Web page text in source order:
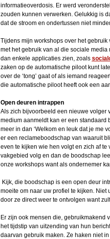
informatieoverdosis. Er werd
zouden kunnen verwerken. Gelukkig is
dat de stroom en ondertussen niet
Tijdens mijn workshops over het gebruik
met het gebruik van al die sociale media
dan enkele applicaties zien, zoals
zaken op de automatische piloot kunt
over de ‘tong’ gaat of als iemand
die automatische piloot heeft ook een
Open deuren intrappen
Als zich bijvoorbeeld een nieuwe volger
medium aanmeldt kan er een standaard
meer in dan ‘Welkom en leuk dat je me
er een reclameboodschap van waaruit
even te kijken wie hen volgt en zich af
vakgebied volg en dan de boodschap
onze workshops want als ondernemer
Kijk, die boodschap is een open deur
moeite om naar uw profiel te kijken. Niet
door ze direct weer te ontvolgen want
Er zijn ook mensen die, gebruikmakend
het tijdstip van uitzending van hun
daarvan gebruik maken. Ze haken niet